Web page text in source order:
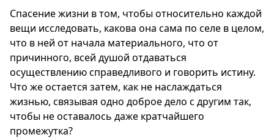
Спасение жизни в том, чтобы относительно каждой
вещи исследовать, какова она сама по селе в целом,
что в ней от начала материального, что от
причинного, всей душой отдаваться
осуществлению справедливого и говорить истину.
Что же остается затем, как не наслаждаться
жизнью, связывая одно доброе дело с другим так,
чтобы не оставалось даже кратчайшего
промежутка?